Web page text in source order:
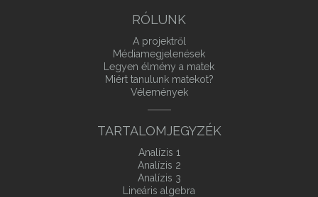
RÓLUNK
A projektről
Médiamegjelenések
Legyen élmény a matek
Miért tanulunk matekot?
Vélemények
TARTALOMJEGYZÉK
Analízis 1
Analízis 2
Analízis 3
Lineáris algebra